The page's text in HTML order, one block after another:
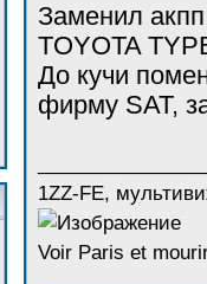
Заменил
TOYOTA
До кучи
фирму SAT,
1ZZ-FE,
Voir Paris et